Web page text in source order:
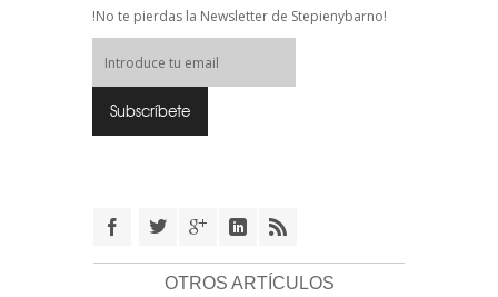
!No te pierdas la Newsletter de Stepienybarno!
OTROS ARTÍCULOS